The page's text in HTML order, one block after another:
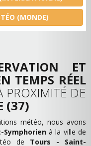
(MONDE)
ET
TEMPS RÉEL
PROXIMITÉ DE
(37)
météo, nous avons
Symphorienà la ville de
de Tours - Saint-